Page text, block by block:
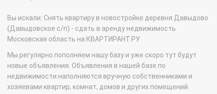
Вы искали: Снять квартиру в новостройке деревня Давыдово
(Давыдовское с/п) - сдать в аренду недвижимость
Московская область на КВАРТИРАНТ.РУ
Мы регулярно пополняем нашу базу и уже скоро тут будут
новые объявления. Объявления в нашей базе по
недвижимости наполняются вручную собственниками и
хозяевами квартир, комнат, домов и других помещений.